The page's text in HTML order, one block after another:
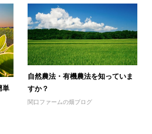
単
自然農法・有機農法を知っていま
すか？
関口ファームの畑ブログ